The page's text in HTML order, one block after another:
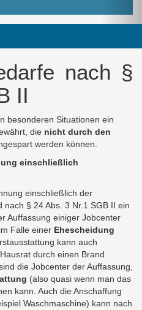
nach §
II
besonderen Situationen ein
die nicht durch den
werden können.
einschließlich
einschließlich der
§ 24 Abs. 3 Nr.1 SGB II ein
Auffassung einiger Jobcenter
Falle einer Ehescheidung
kann auch
durch einen Brand
die Jobcenter der Auffassung,
(also quasi wenn man das
kann. Auch die Anschaffung
Waschmaschine) kann nach